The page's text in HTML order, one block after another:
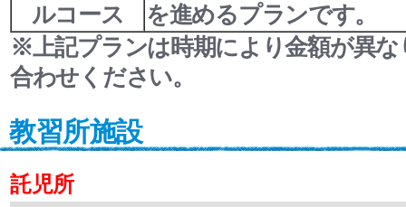
ルコース
を進めるプランです。
※上記プランは時期により金額が異
合わせください。
教習所施設
託児所